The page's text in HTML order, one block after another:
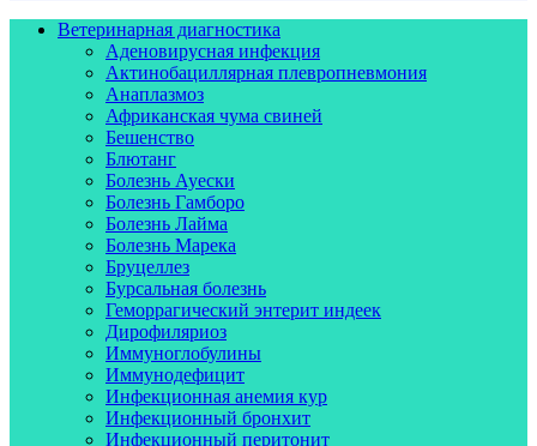
Ветеринарная диагностика
Аденовирусная инфекция
Актинобациллярная плевропневмония
Анаплазмоз
Африканская чума свиней
Бешенство
Блютанг
Болезнь Ауески
Болезнь Гамборо
Болезнь Лайма
Болезнь Марека
Бруцеллез
Бурсальная болезнь
Геморрагический энтерит индеек
Дирофиляриоз
Иммуноглобулины
Иммунодефицит
Инфекционная анемия кур
Инфекционный бронхит
Инфекционный перитонит